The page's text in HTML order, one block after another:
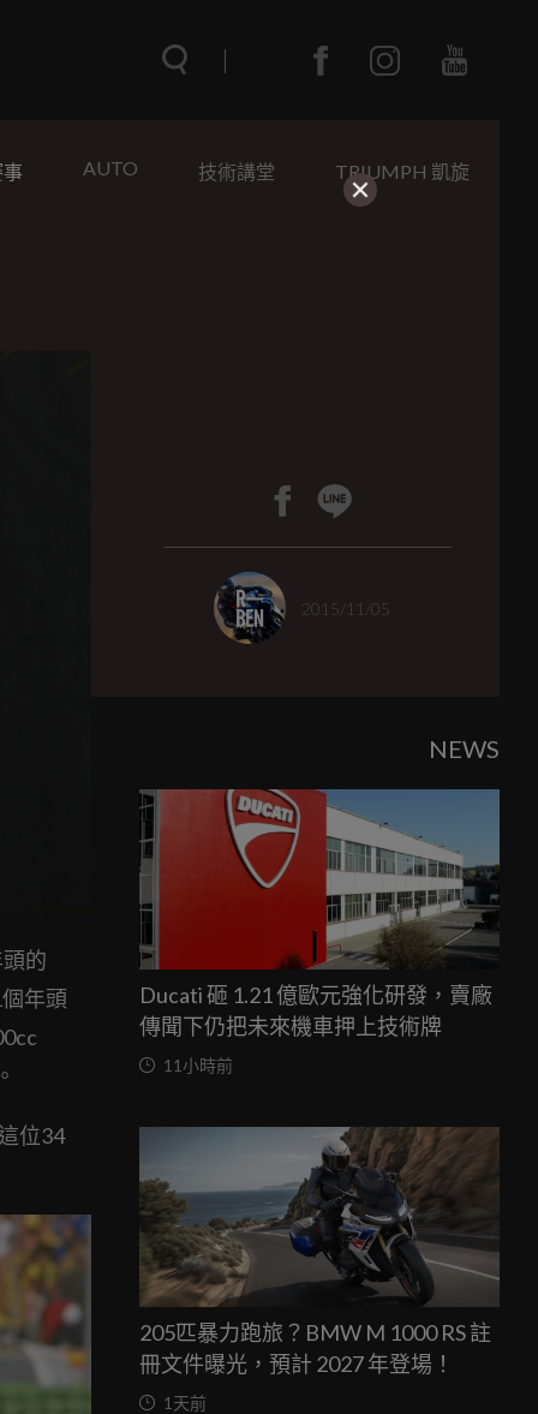
AUTO 技術講堂 TRIUMPH 凱旋
2015/11/05
的
年頭
位34
NEWS
Ducati 砸 1.21 億歐元強化研發，賣廠
傳聞下仍把未來機車押上技術牌
11小時前
205匹暴力跑旅？BMW M 1000 RS 註
冊文件曝光，預計 2027 年登場！
1天前